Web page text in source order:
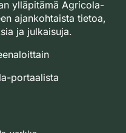
ylläpitämä Agricola-
ajankohtaista tietoa,
ja julkaisuja.
portaalista